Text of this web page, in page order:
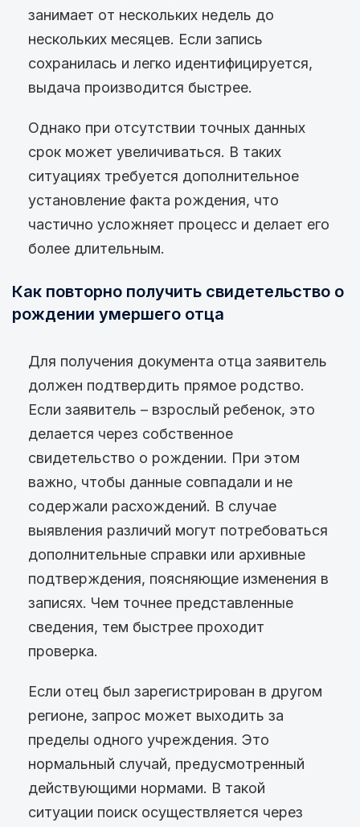
занимает от нескольких недель до
нескольких месяцев. Если запись
сохранилась и легко идентифицируется,
выдача производится быстрее.
Однако при отсутствии точных данных
срок может увеличиваться. В таких
ситуациях требуется дополнительное
установление факта рождения, что
частично усложняет процесс и делает его
более длительным.
Как повторно получить свидетельство о
рождении умершего отца
Для получения документа отца заявитель
должен подтвердить прямое родство.
Если заявитель – взрослый ребенок, это
делается через собственное
свидетельство о рождении. При этом
важно, чтобы данные совпадали и не
содержали расхождений. В случае
выявления различий могут потребоваться
дополнительные справки или архивные
подтверждения, поясняющие изменения в
записях. Чем точнее представленные
сведения, тем быстрее проходит
проверка.
Если отец был зарегистрирован в другом
регионе, запрос может выходить за
пределы одного учреждения. Это
нормальный случай, предусмотренный
действующими нормами. В такой
ситуации поиск осуществляется через